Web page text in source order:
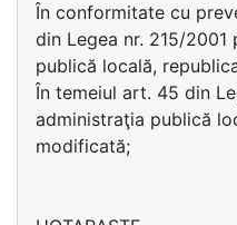
În conformitate cu
din Legea nr. 215/
publică locală,
În temeiul art. 45 din
administraţia publică
modificată;